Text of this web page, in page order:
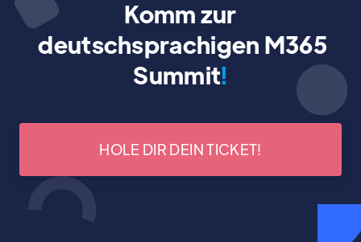
Komm zur
deutschsprachigen M365
Summit!
HOLE DIR DEIN TICKET!